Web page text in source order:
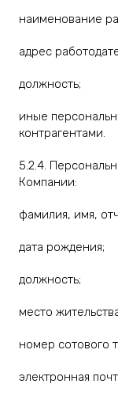
наименование
адрес
должность;
иные
контрагентами.
5.2.4.
Компании:
фамилия, имя,
дата рождения;
должность;
место
номер сотового
электронная